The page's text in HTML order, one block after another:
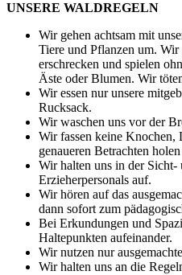
UNSERE WALDREGELN
Wir gehen achtsam mit
Tiere und Pflanzen um.
erschrecken und spielen
Äste oder Blumen. Wir
Wir essen nur unsere
Rucksack.
Wir waschen uns vor der
Wir fassen keine Knochen,
genaueren Betrachten
Wir halten uns in der Sicht-
Erzieherpersonals auf.
Wir hören auf das
dann sofort zum
Bei Erkundungen und
Haltepunkten aufeinander.
Wir nutzen nur
Wir halten uns an die